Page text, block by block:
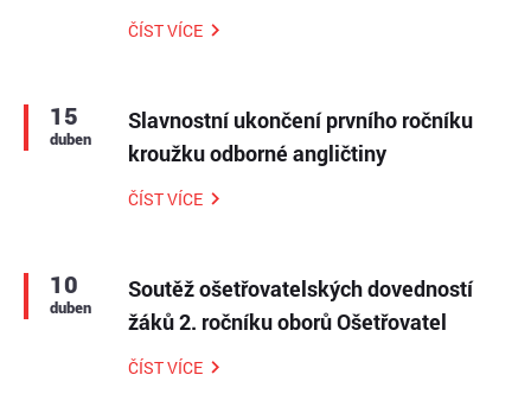
ČÍST VÍCE
15
duben
Slavnostní ukončení prvního ročníku
kroužku odborné angličtiny
ČÍST VÍCE
10
duben
Soutěž ošetřovatelských dovedností
žáků 2. ročníku oborů Ošetřovatel
ČÍST VÍCE